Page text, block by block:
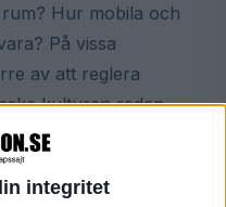
integritet
Hur mobila och
På vissa
av att reglera
kulturen redan
själv kan få möjlighet
att tydliga
var gränsen går